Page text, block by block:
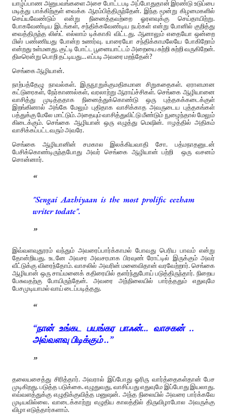
யாழ்ப்பாண அனுபவங்களை அசை போட்டபடி அப்போதுதான் இரண்டு உடுப்பை
மடித்து பாக்கிற்குள் வைக்க ஆரம்பித்திருந்தேன். இந்த மூன்று கிழமைகளில்
செய்யவேண்டும் என்று நினைத்தவற்றை ஓரளவுக்கு செய்தாயிற்று.
போகவேண்டிய இடங்கள், சந்திக்கவேண்டிய நபர்கள் என்று போனில் குறித்து
வைத்திருந்த லிஸ்ட் எல்லாம் டிக்காகி விட்டது. ஆனாலும் எதையோ ஒன்றை
மிஸ் பண்ணியது போன்ற உணர்வு. யாரையோ சந்திக்காமலேயே போகிறோம்
என்றது உள்மனது. குட்டி போட்ட பூனையாட்டம் அறையை சுற்றி சுற்றி வருகிறேன்.
திடீரென்று பொறி தட்டியது… எப்படி அவரை மறந்தேன்?
செங்கை ஆழியான்.
நாற்பத்தேழு நாவல்கள். இருநூறுக்குமதிகமான சிறுகதைகள். ஏராளமான
கட்டுரைகள், நேர்காணல்கள், வரலாற்று ஆராய்ச்சிகள். செங்கை ஆழியானை
வாசித்து முடித்ததாக நினைத்துக்கொண்டு ஒரு புத்தகக்கடைக்குள்
இறங்கினால் அங்கே மேலும் புதிதாக வாசிக்காத அவருடைய புத்தகங்கள்
பத்துக்கு மேலே மாட்டும். அதையும் வாசித்துவிட்டு மீண்டும் நுழைந்தால் மேலும்
கிடைக்கும். செங்கை ஆழியான் ஒரு எழுத்து மெஷின். ஈழத்தில் அதிகம்
வாசிக்கப்பட்டவரும் அவரே.
செங்கை ஆழியானின் சமகால இலக்கியவாதி சோ. பத்மநாதனுடன்
பேசிக்கொண்டிருந்தபோது அவர் செங்கை ஆழியான் பற்றி ஒரு வசனம்
சொன்னார்.
"Sengai Aazhiyaan is the most prolific eezham
writer todate".
இவ்வளவுதூரம் வந்தும் அவரைப்பார்க்காமல் போவது பெரிய பாவம் என்று
தோன்றியது. உடனே அவசர அவசரமாக பிரவுண் ரோட்டில் இருக்கும் அவர்
வீட்டுக்கு விரைந்தோம். வாசலில் அவரின் மனைவிதான் வரவேற்றார். செங்கை
ஆழியான் ஒரு சாய்மனைக் கதிரையில் தளர்ந்துபோய் படுத்திருந்தார். நிறைய
பேசுவதற்கு போயிருந்தேன். அவரை அந்நிலையில் பார்த்ததும் எதுவுமே
பேசமுடியாமல் வாய் டைப்படித்தது.
“நான் உங்கட பயங்கர பாஃன்… வாசகன் ..
அவ்வளவு பிடிக்கும் ..”
தலையசைத்து சிரித்தார். அவரால் இப்போது ஓரிரு வார்த்தைகள்தான் பேச
முடிகிறது. படுத்த படுக்கை. எழுதுவது, வாசிப்பது எதுவுமே இப்போது இயலாது.
எவ்வளத்துக்கு எழுதிக்குவித்த மனுஷன். அந்த நிலையில் அவரை பார்க்கவே
முடியவில்லை. வாடைக்காற்று எழுதிய காலத்தில் திருவிழாபோல அவருக்கு
விழா எடுத்தார்களாம்.